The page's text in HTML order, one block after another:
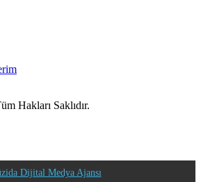
Hakları Saklıdır.
Dijital Medya Ajansı